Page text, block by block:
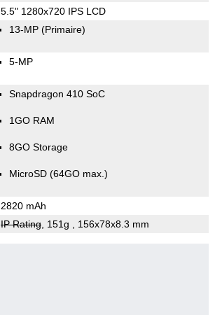
5.5" 1280x720 IPS LCD
13-MP (Primaire)
5-MP
Snapdragon 410 SoC
1GO RAM
8GO Storage
MicroSD (64GO max.)
2820 mAh
IP Rating, 151g , 156x78x8.3 mm